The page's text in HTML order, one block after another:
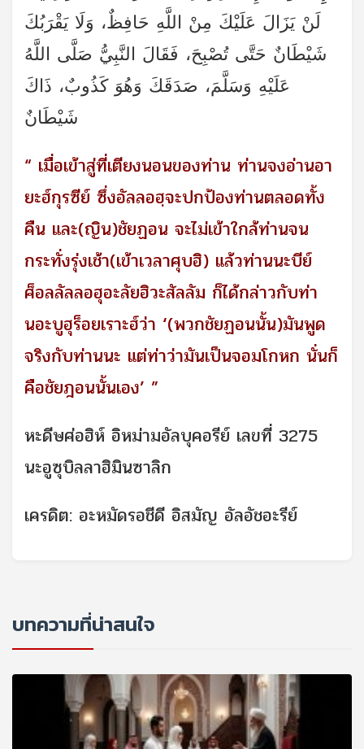
لَنْ يَزَالَ عَلَيْكَ مِنْ اللَّهِ حَافِظٌ، وَلَا يَقْرَبُكَ
شَيْطَانٌ حَتَّى تُصْبِحَ، فَقَالَ النَّبِيُّ صَلَّى اللَّهُ
عَلَيْهِ وَسَلَّمَ، صَدَقَكَ وَهُوَ كَذُوبٌ، ذَاكَ
شَيْطَانٌ
“ เมื่อเข้าสู่ที่เตียงนอนของท่าน ท่านจงอ่านอา
ยะฮ์กุรซีย์ ซึ่งอัลลอฮฺจะปกป้องท่านตลอดทั้ง
คืน และ(ญิน)ชัยฏอน จะไม่เข้าใกล้ท่านจน
กระทั่งรุ่งเช้า(เข้าเวลาศุบฮิ) แล้วท่านนะบีย์
ศ็อลลัลลอฮุอะลัยฮิวะสัลลัม ก็ได้กล่าวกับท่า
นอะบูฮุร็อยเราะฮ์ว่า ‘(พวกชัยฏอนนั้น)มันพูด
จริงกับท่านนะ แต่ท่าว่ามันเป็นจอมโกหก นั่นก็
คือชัยฎอนนั้นเอง’ ”
หะดีษศ่อฮิห์ อิหม่ามอัลบุคอรีย์ เลขที่ 3275
นะอูซุบิลลาฮิมินซาลิก
เครดิต: อะหมัดรอชีดี อิสมัญ อัลอัชอะรีย์
บทความที่น่าสนใจ